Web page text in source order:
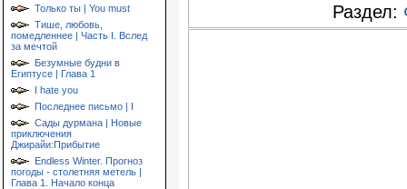
Только ты | You must
Тише, любовь,
помедленнее | Часть I. Вслед
за мечтой
Безумные будни в
Египтусе | Глава 1
I hate you
Последнее письмо | I
Сады дурмана | Новые
приключения
Джирайи:Прибытие
Endless Winter. Прогноз
погоды - столетняя метель |
Глава 1. Начало конца
Раздел: